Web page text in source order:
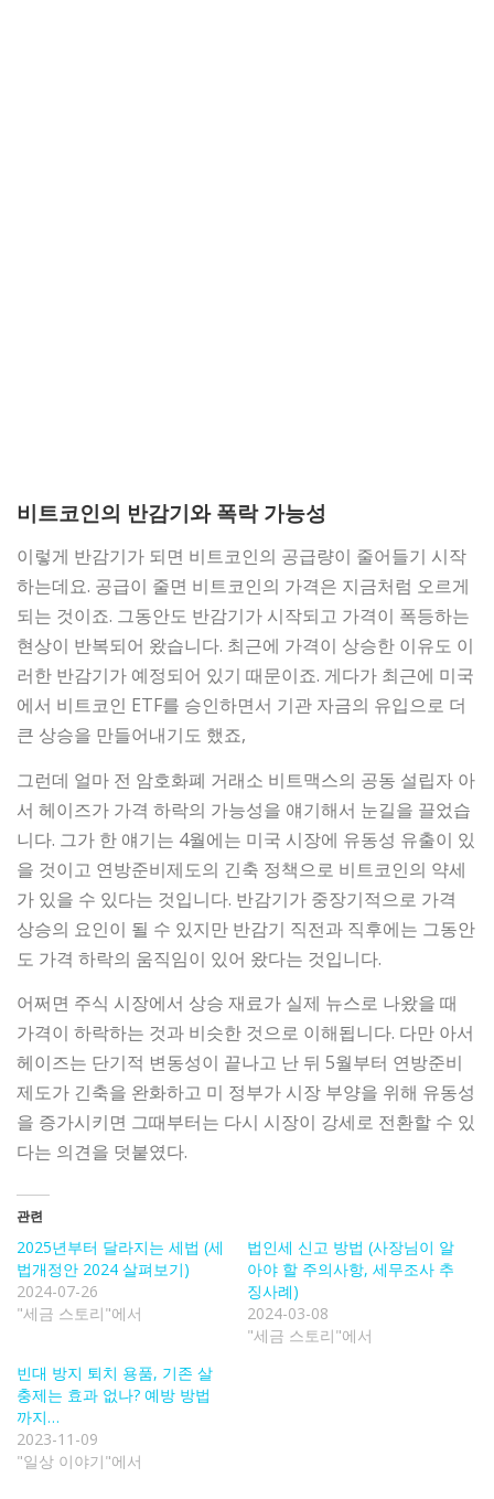
비트코인의 반감기와 폭락 가능성
이렇게 반감기가 되면 비트코인의 공급량이 줄어들기 시작
하는데요. 공급이 줄면 비트코인의 가격은 지금처럼 오르게
되는 것이죠. 그동안도 반감기가 시작되고 가격이 폭등하는
현상이 반복되어 왔습니다. 최근에 가격이 상승한 이유도 이
러한 반감기가 예정되어 있기 때문이죠. 게다가 최근에 미국
에서 비트코인 ETF를 승인하면서 기관 자금의 유입으로 더
큰 상승을 만들어내기도 했죠,
그런데 얼마 전 암호화폐 거래소 비트맥스의 공동 설립자 아
서 헤이즈가 가격 하락의 가능성을 얘기해서 눈길을 끌었습
니다. 그가 한 얘기는 4월에는 미국 시장에 유동성 유출이 있
을 것이고 연방준비제도의 긴축 정책으로 비트코인의 약세
가 있을 수 있다는 것입니다. 반감기가 중장기적으로 가격
상승의 요인이 될 수 있지만 반감기 직전과 직후에는 그동안
도 가격 하락의 움직임이 있어 왔다는 것입니다.
어쩌면 주식 시장에서 상승 재료가 실제 뉴스로 나왔을 때
가격이 하락하는 것과 비슷한 것으로 이해됩니다. 다만 아서
헤이즈는 단기적 변동성이 끝나고 난 뒤 5월부터 연방준비
제도가 긴축을 완화하고 미 정부가 시장 부양을 위해 유동성
을 증가시키면 그때부터는 다시 시장이 강세로 전환할 수 있
다는 의견을 덧붙였다.
관련
2025년부터 달라지는 세법 (세
법개정안 2024 살펴보기)
2024-07-26
"세금 스토리"에서
법인세 신고 방법 (사장님이 알
아야 할 주의사항, 세무조사 추
징사례)
2024-03-08
"세금 스토리"에서
빈대 방지 퇴치 용품, 기존 살
충제는 효과 없나? 예방 방법
까지…
2023-11-09
"일상 이야기"에서